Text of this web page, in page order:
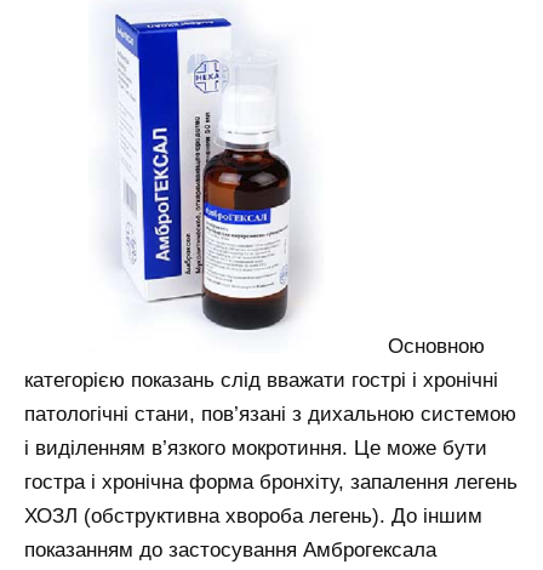
Основною
категорією показань слід вважати гострі і хронічні
патологічні стани, пов’язані з дихальною системою
і виділенням в’язкого мокротиння. Це може бути
гостра і хронічна форма бронхіту, запалення легень
ХОЗЛ (обструктивна хвороба легень). До іншим
показанням до застосування Амброгексала